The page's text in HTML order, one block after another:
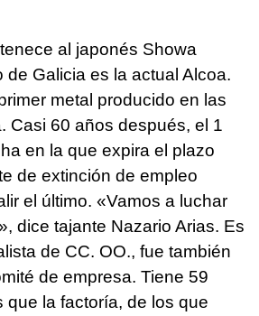
al japonés Showa
de Galicia es la actual Alcoa.
metal producido en las
Casi 60 años después, el 1
en la que expira el plazo
de extinción de empleo
el último. «Vamos a luchar
dice tajante Nazario Arias. Es
de CC. OO., fue también
de empresa. Tiene 59
que la factoría, de los que